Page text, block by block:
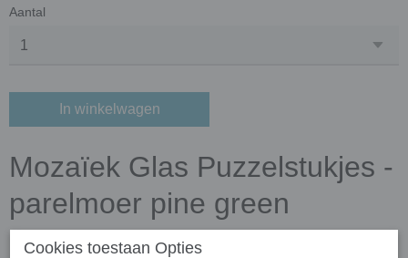
Aantal
In winkelwagen
Mozaïek Glas Puzzelstukjes -
parelmoer pine green
Breng je creativiteit tot leven met deze hoogwaardige mozaïek
Cookies toestaan Opties